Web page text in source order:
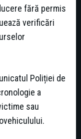
fără permis
verificări
Poliției de
a
sau